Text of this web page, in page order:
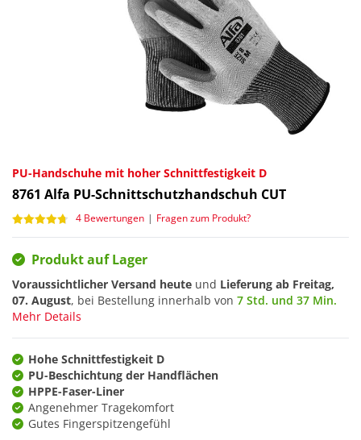
PU-Handschuhe mit hoher Schnittfestigkeit D
8761 Alfa PU-Schnittschutzhandschuh CUT
4 Bewertungen | Fragen zum Produkt?
Produkt auf Lager
Voraussichtlicher Versand heute und Lieferung ab Freitag,
07. August, bei Bestellung innerhalb von 7 Std. und 37 Min.
Mehr Details
Hohe Schnittfestigkeit D
PU-Beschichtung der Handflächen
HPPE-Faser-Liner
Angenehmer Tragekomfort
Gutes Fingerspitzengefühl